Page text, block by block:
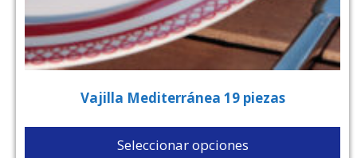
Vajilla Mediterránea 19 piezas
Seleccionar opciones